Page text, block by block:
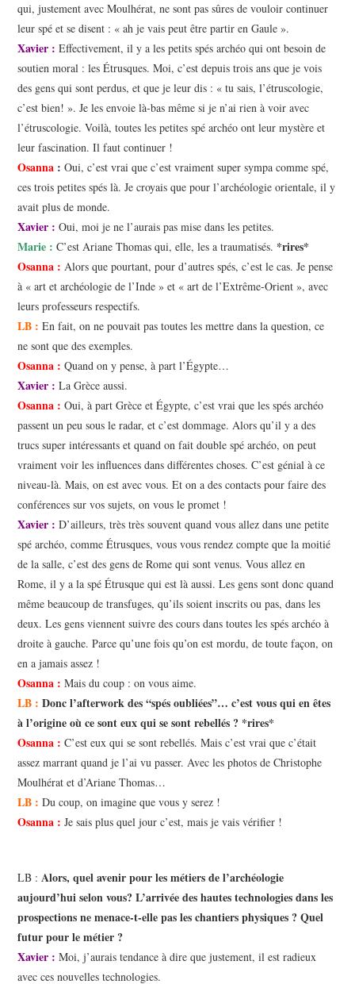
qui, justement avec Moulhérat, ne sont pas sûres de vouloir continuer
leur spé et se disent : « ah je vais peut être partir en Gaule ».
Xavier : Effectivement, il y a les petits spés archéo qui ont besoin de
soutien moral : les Étrusques. Moi, c’est depuis trois ans que je vois
des gens qui sont perdus, et que je leur dis : « tu sais, l’étruscologie,
c’est bien! ». Je les envoie là-bas même si je n’ai rien à voir avec
l’étruscologie. Voilà, toutes les petites spé archéo ont leur mystère et
leur fascination. Il faut continuer !
Osanna : Oui, c’est vrai que c’est vraiment super sympa comme spé,
ces trois petites spés là. Je croyais que pour l’archéologie orientale, il y
avait plus de monde.
Xavier : Oui, moi je ne l’aurais pas mise dans les petites.
Marie : C’est Ariane Thomas qui, elle, les a traumatisés. *rires*
Osanna : Alors que pourtant, pour d’autres spés, c’est le cas. Je pense
à « art et archéologie de l’Inde » et « art de l’Extrême-Orient », avec
leurs professeurs respectifs.
LB : En fait, on ne pouvait pas toutes les mettre dans la question, ce
ne sont que des exemples.
Osanna : Quand on y pense, à part l’Égypte…
Xavier : La Grèce aussi.
Osanna : Oui, à part Grèce et Égypte, c’est vrai que les spés archéo
passent un peu sous le radar, et c’est dommage. Alors qu’il y a des
trucs super intéressants et quand on fait double spé archéo, on peut
vraiment voir les influences dans différentes choses. C’est génial à ce
niveau-là. Mais, on est avec vous. Et on a des contacts pour faire des
conférences sur vos sujets, on vous le promet !
Xavier : D’ailleurs, très très souvent quand vous allez dans une petite
spé archéo, comme Étrusques, vous vous rendez compte que la moitié
de la salle, c’est des gens de Rome qui sont venus. Vous allez en
Rome, il y a la spé Étrusque qui est là aussi. Les gens sont donc quand
même beaucoup de transfuges, qu’ils soient inscrits ou pas, dans les
deux. Les gens viennent suivre des cours dans toutes les spés archéo à
droite à gauche. Parce qu’une fois qu’on est mordu, de toute façon, on
en a jamais assez !
Osanna : Mais du coup : on vous aime.
LB : Donc l’afterwork des “spés oubliées”… c’est vous qui en êtes
à l’origine où ce sont eux qui se sont rebellés ? *rires*
Osanna : C’est eux qui se sont rebellés. Mais c’est vrai que c’était
assez marrant quand je l’ai vu passer. Avec les photos de Christophe
Moulhérat et d’Ariane Thomas…
LB : Du coup, on imagine que vous y serez !
Osanna :Je sais plus quel jour c’est, mais je vais vérifier !
LB :Alors, quel avenir pour les métiers de l’archéologie
aujourd’hui selon vous? L’arrivée des hautes technologies dans les
prospections ne menace-t-elle pas les chantiers physiques ? Quel
futur pour le métier ?
Xavier : Moi, j’aurais tendance à dire que justement, il est radieux
avec ces nouvelles technologies.